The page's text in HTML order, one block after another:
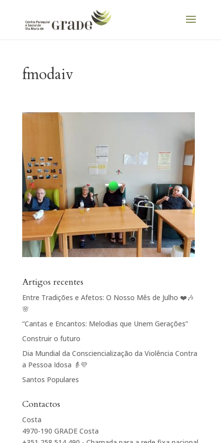
fmodaiv
Artigos recentes
Entre Tradições e Afetos: O Nosso Mês de Julho ❤️🎶
🌸
“Cantas e Encantos: Melodias que Unem Gerações”
Construir o futuro
Dia Mundial da Consciencialização da Violência Contra
a Pessoa Idosa 👵💜
Santos Populares
Contactos
Costa
4970-190 GRADE Costa